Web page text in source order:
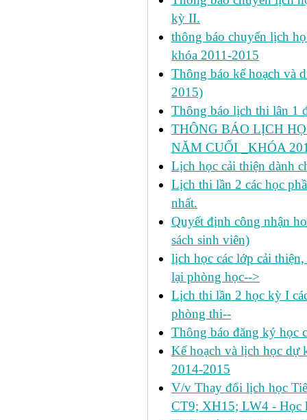
kỳ II.
thông báo chuyển lịch
khóa 2011-2015
Thông báo kế hoạch và
2015)
Thông báo lịch thi lân 1
THÔNG BÁO LỊCH
NĂM CUỐI _KHÓA
Lịch học cải thiện dành
Lịch thi lần 2 các học
nhất.
Quyết định công nhận
sách sinh viên)
lịch học các lớp cải
lại phòng học-->
Lịch thi lần 2 học kỳ I
phòng thi--
Thông báo đăng ký học
Kế hoạch và lịch học dự
2014-2015
V/v Thay đổi lịch học
CT9; XH15; LW4 - Học